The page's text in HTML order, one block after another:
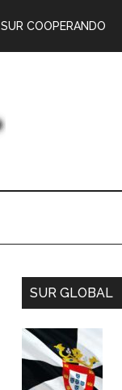
SUR COOPERANDO
SUR GLOBAL